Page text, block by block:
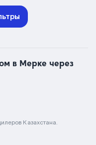
в Мерке через
Казахстана.